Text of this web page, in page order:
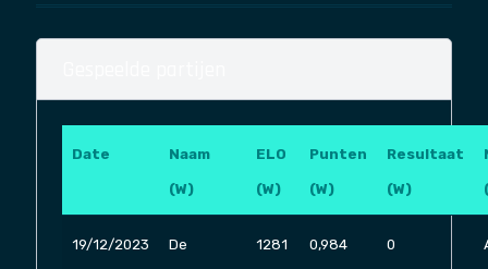
Date Naam
(W)
ELO
(W)
Punten
(W)
Resultaat
(W)
19/12/2023 De 1281 0,984 0